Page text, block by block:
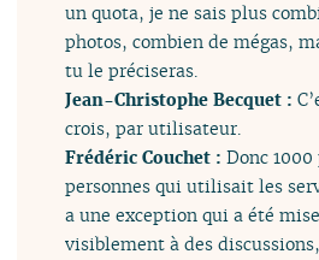
un quota, je ne sais plus
photos, combien de mégas,
tu le préciseras.
Jean-Christophe Becquet :
crois, par utilisateur.
Frédéric Couchet :Donc
personnes qui utilisait les
a une exception qui a été
visiblement à des